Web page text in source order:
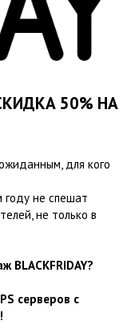
СКИДКА 50% НА
для кого
году не спешат
не только в
BLACKFRIDAY?
серверов с